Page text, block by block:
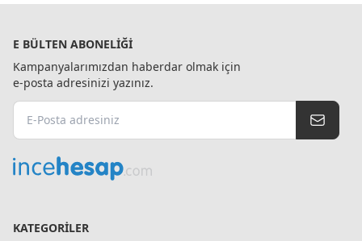
E BÜLTEN ABONELIĞI
Kampanyalarımızdan haberdar olmak için
e-posta adresinizi yazınız.
KATEGORILER